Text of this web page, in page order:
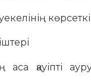
қауіпті